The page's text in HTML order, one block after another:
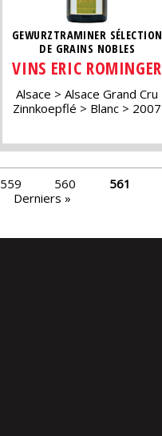
GEWURZTRAMINER SÉLECTION
DE GRAINS NOBLES
VINS ERIC ROMINGER
Alsace
Alsace Grand Cru
Zinnkoepflé
Blanc 2007
559 560 561
Derniers »